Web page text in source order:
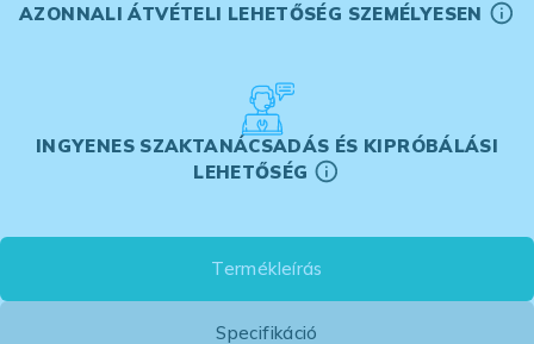
AZONNALI ÁTVÉTELI LEHETŐSÉG SZEMÉLYESEN
INGYENES SZAKTANÁCSADÁS ÉS KIPRÓBÁLÁSI
LEHETŐSÉG
Termékleírás
Specifikáció